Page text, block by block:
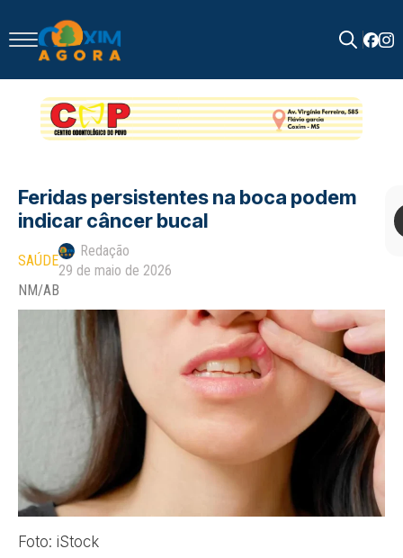
for:
Feridas persistentes na boca podem
indicar câncer bucal
SAÚDE
Redação
29 de maio de 2026
NM/AB
Foto: iStock